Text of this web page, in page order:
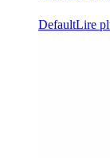
DefaultLire